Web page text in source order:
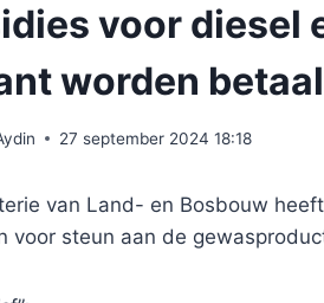
voor diesel
worden
27 september 2024 18:18
van Land- en Bosbouw
voor steun aan de